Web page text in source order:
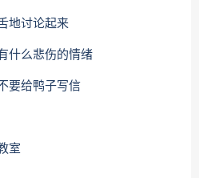
地讨论起来
什么悲伤的情绪
要给鸭子写信
室